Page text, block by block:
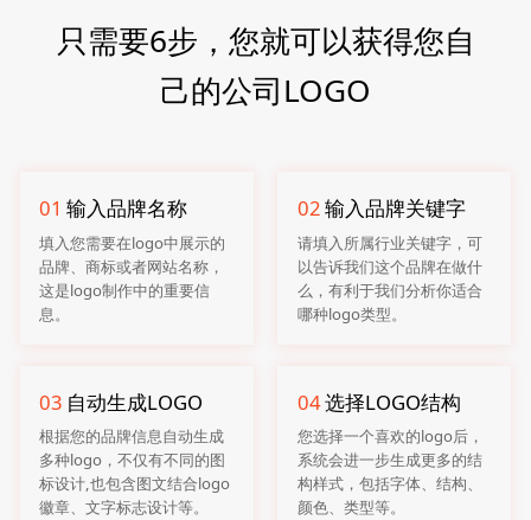
只需要6步，您就可以获得您自
己的公司LOGO
01 输入品牌名称
填入您需要在logo中展示的
品牌、商标或者网站名称，
这是logo制作中的重要信
息。
02输入品牌关键字
请填入所属行业关键字，可
以告诉我们这个品牌在做什
么，有利于我们分析你适合
哪种logo类型。
03 自动生成LOGO
根据您的品牌信息自动生成
多种logo，不仅有不同的图
标设计,也包含图文结合logo
徽章、文字标志设计等。
04选择LOGO结构
您选择一个喜欢的logo后，
系统会进一步生成更多的结
构样式，包括字体、结构、
颜色、类型等。